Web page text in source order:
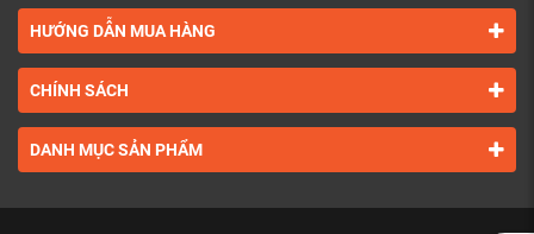
HƯỚNG DẪN MUA HÀNG
CHÍNH SÁCH
DANH MỤC SẢN PHẨM